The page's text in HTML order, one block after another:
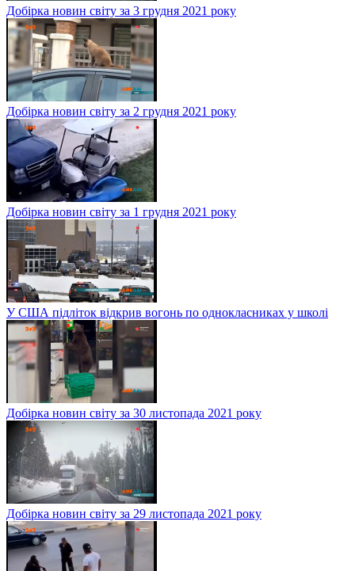
Добірка новин світу за 3 грудня 2021 року
Добірка новин світу за 2 грудня 2021 року
Добірка новин світу за 1 грудня 2021 року
У США підліток відкрив вогонь по однокласниках у школі
Добірка новин світу за 30 листопада 2021 року
Добірка новин світу за 29 листопада 2021 року